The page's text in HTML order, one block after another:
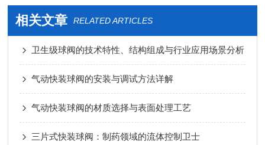
相关文章 RELATED ARTICLES
卫生级球阀的技术特性、结构组成与行业应用场景分析
气动快装球阀的安装与调试方法详解
气动快装球阀的材质选择与表面处理工艺
三片式快装球阀：制药领域的流体控制卫士